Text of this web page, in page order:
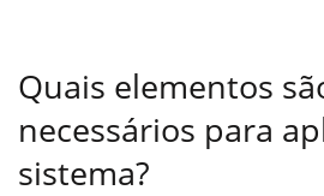
Quais elementos
necessários para
sistema?